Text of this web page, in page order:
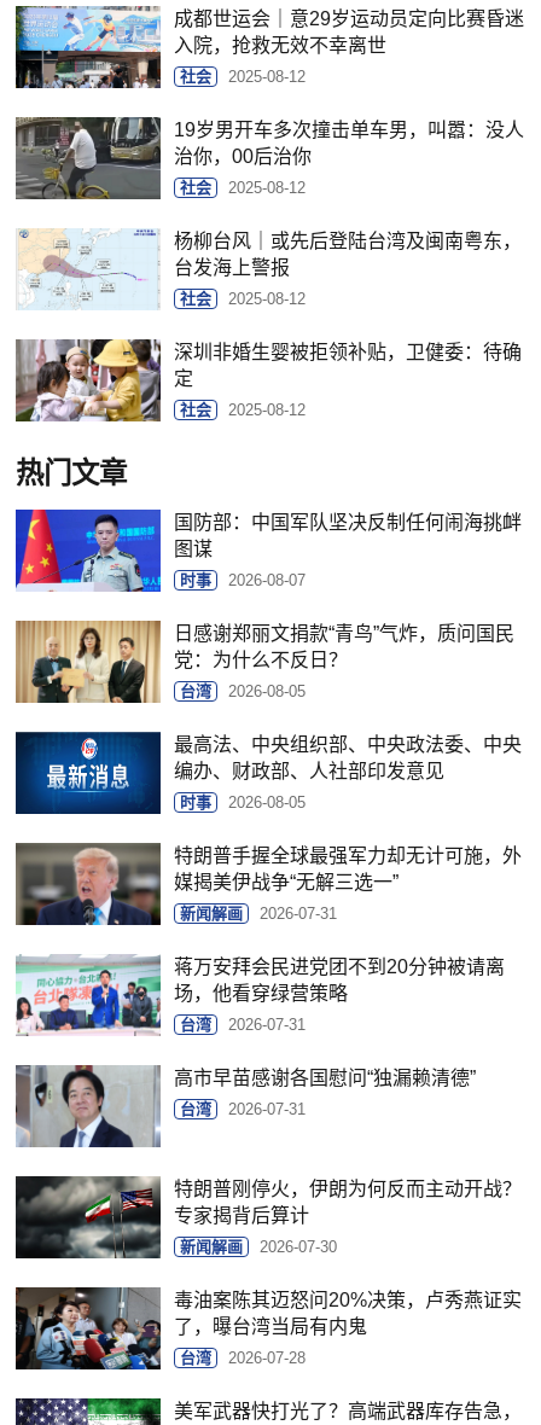
成都世运会｜意29岁运动员定向比赛昏迷
入院，抢救无效不幸离世
社会 2025-08-12
19岁男开车多次撞击单车男，叫嚣：没人
治你，00后治你
社会 2025-08-12
杨柳台风｜或先后登陆台湾及闽南粤东，
台发海上警报
社会 2025-08-12
深圳非婚生婴被拒领补贴，卫健委：待确
定
社会 2025-08-12
热门文章
国防部：中国军队坚决反制任何闹海挑衅
图谋
时事 2026-08-07
日感谢郑丽文捐款“青鸟”气炸，质问国民
党：为什么不反日？
台湾 2026-08-05
最高法、中央组织部、中央政法委、中央
编办、财政部、人社部印发意见
时事 2026-08-05
特朗普手握全球最强军力却无计可施，外
媒揭美伊战争“无解三选一”
新闻解画 2026-07-31
蒋万安拜会民进党团不到20分钟被请离
场，他看穿绿营策略
台湾 2026-07-31
高市早苗感谢各国慰问“独漏赖清德”
台湾 2026-07-31
特朗普刚停火，伊朗为何反而主动开战？
专家揭背后算计
新闻解画 2026-07-30
毒油案陈其迈怒问20%决策，卢秀燕证实
了，曝台湾当局有内鬼
台湾 2026-07-28
美军武器快打光了？高端武器库存告急，